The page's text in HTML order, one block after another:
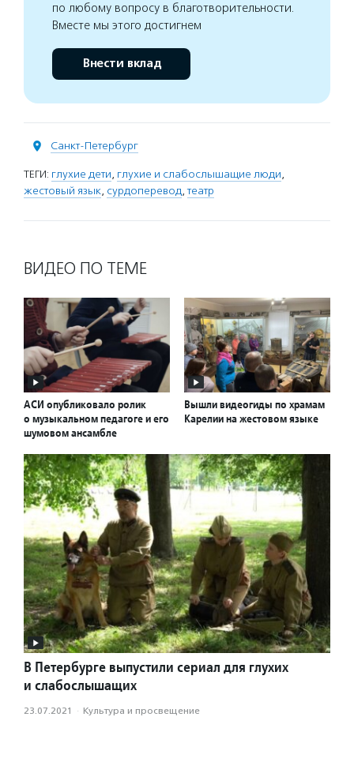
по любому вопросу в благотворительности.
Вместе мы этого достигнем
Внести вклад
Санкт-Петербург
ТЕГИ: глухие дети, глухие и слабослышащие люди,
жестовый язык, сурдоперевод,театр
ВИДЕО ПО ТЕМЕ
АСИ опубликовало ролик
о музыкальном педагоге и его
шумовом ансамбле
Вышли видеогиды по храмам
Карелии на жестовом языке
В Петербурге выпустили сериал для глухих
и слабослышащих
23.07.2021 · Культура и просвещение